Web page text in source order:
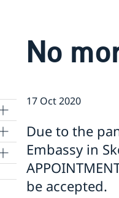
No
17 Oct 2020
Due to the
Embassy in
be accepted.